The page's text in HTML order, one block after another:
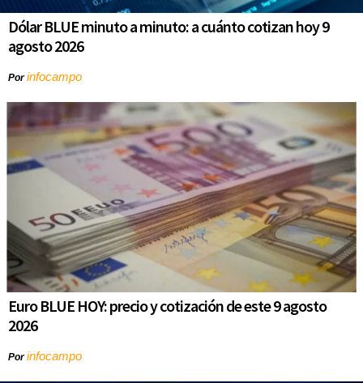
Dólar BLUE minuto a minuto: a cuánto cotizan hoy 9
agosto 2026
Porinfocampo
Euro BLUE HOY: precio y cotización de este 9 agosto
2026
Porinfocampo